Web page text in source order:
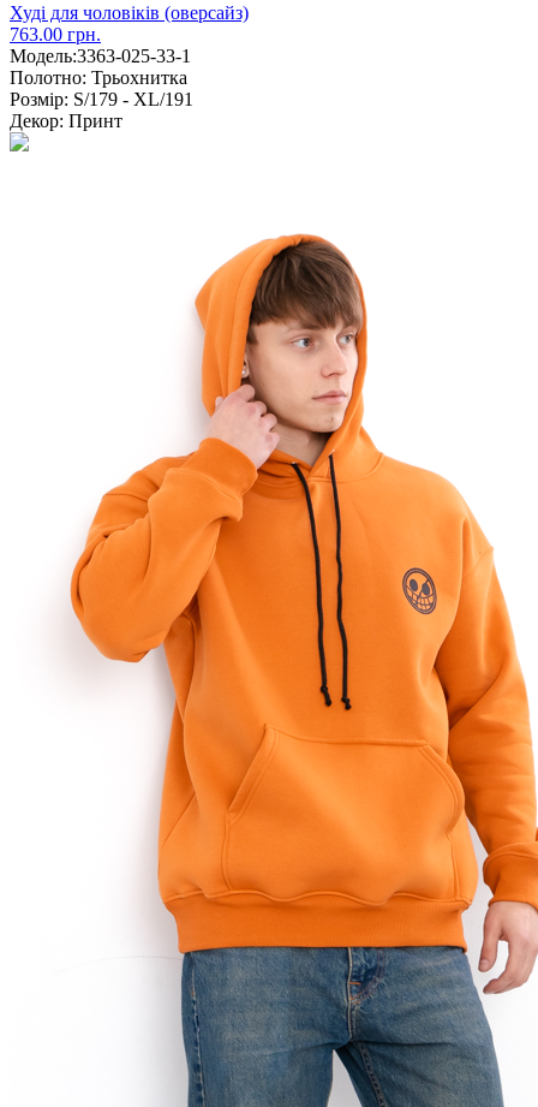
Худі для чоловіків (оверсайз)
763.00 грн.
Модель:3363-025-33-1
Полотно: Трьохнитка
Розмір: S/179 - XL/191
Декор: Принт